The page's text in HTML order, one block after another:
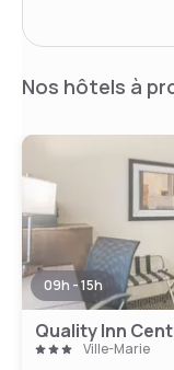
Nos hôtels à
09h - 15h
Quality Inn
Ville-Marie